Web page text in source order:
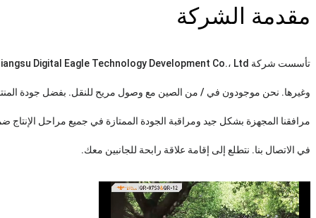
مقدمة الشركة
مرافقنا المجهزة بشكل جيد ومراقبة الجودة الممتازة في جميع مراحل
في الاتصال بنا. نتطلع إلى إقامة علاقة رابحة للجانبين معك.